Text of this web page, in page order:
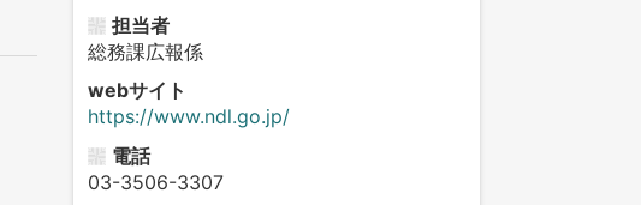
担当者
総務課広報係
webサイト
https://www.ndl.go.jp/
電話
03-3506-3307